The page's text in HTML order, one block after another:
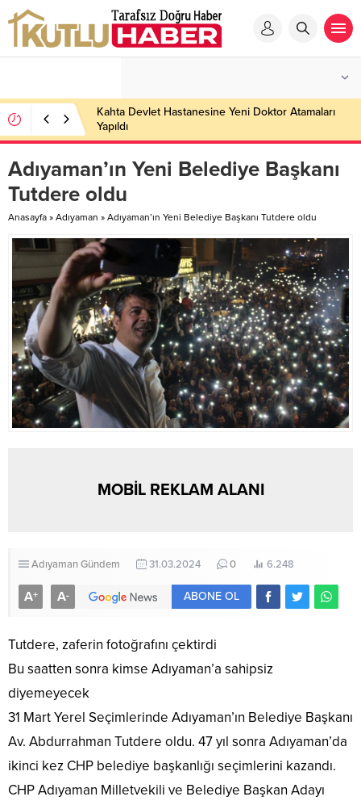
Kahta Devlet Hastanesine Yeni Doktor Atamaları
Yapıldı
Adıyaman’ın Yeni Belediye Başkanı
Tutdere oldu
Anasayfa » Adıyaman » Adıyaman’ın Yeni Belediye Başkanı Tutdere oldu
MOBİL REKLAM ALANI
AdıyamanGündem 31.03.2024 0 6.248
A+ A- ABONE OL
Tutdere, zaferin fotoğrafını çektirdi
Bu saatten sonra kimse Adıyaman’a sahipsiz
diyemeyecek
31 Mart Yerel Seçimlerinde Adıyaman’ın Belediye Başkanı
Av. Abdurrahman Tutdere oldu. 47 yıl sonra Adıyaman’da
ikinci kez CHP belediye başkanlığı seçimlerini kazandı.
CHP Adıyaman Milletvekili ve Belediye Başkan Adayı